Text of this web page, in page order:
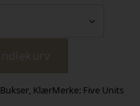
Bukser, KlærMerke: Five Units